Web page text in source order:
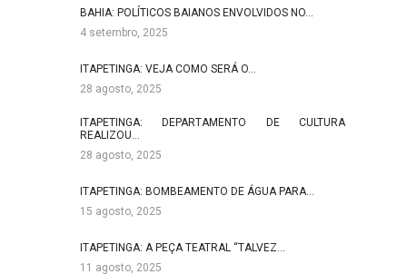
BAHIA: POLÍTICOS BAIANOS ENVOLVIDOS NO…
4 setembro, 2025
ITAPETINGA: VEJA COMO SERÁ O…
28 agosto, 2025
ITAPETINGA: DEPARTAMENTO DE CULTURA
REALIZOU…
28 agosto, 2025
ITAPETINGA: BOMBEAMENTO DE ÁGUA PARA…
15 agosto, 2025
ITAPETINGA: A PEÇA TEATRAL “TALVEZ…
11 agosto, 2025